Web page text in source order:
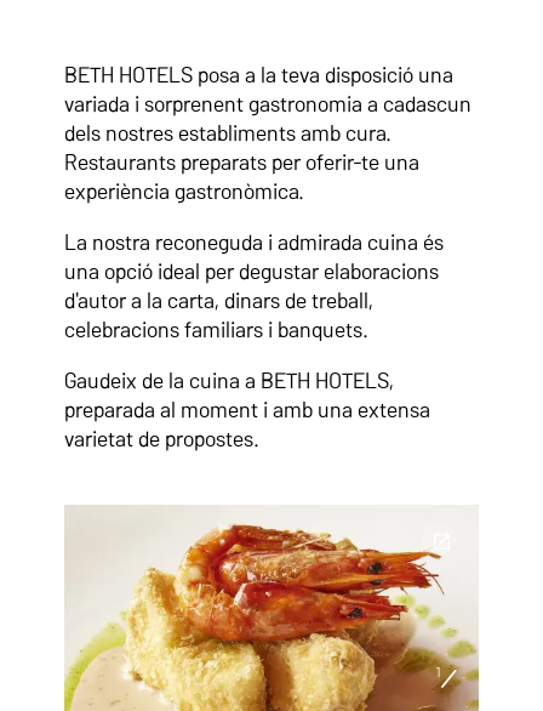
BETH HOTELS posa a la teva disposició una
variada i sorprenent gastronomia a cadascun
dels nostres establiments amb cura.
Restaurants preparats per oferir-te una
experiència gastronòmica.
La nostra reconeguda i admirada cuina és
una opció ideal per degustar elaboracions
d'autor a la carta, dinars de treball,
celebracions familiars i banquets.
Gaudeix de la cuina a BETH HOTELS,
preparada al moment i amb una extensa
varietat de propostes.
1